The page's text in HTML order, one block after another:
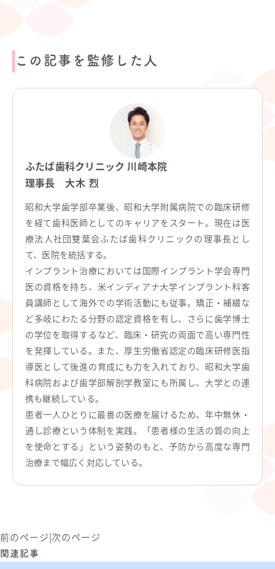
この記事を監修した人
ふたば歯科クリニック 川崎本院
理事長 大木 烈
昭和大学歯学部卒業後、昭和大学附属病院での臨床研修
を経て歯科医師としてのキャリアをスタート。現在は医
療法人社団雙葉会ふたば歯科クリニックの理事長とし
て、医院を統括する。
インプラント治療においては国際インプラント学会専門
医の資格を持ち、米インディアナ大学インプラント科客
員講師として海外での学術活動にも従事。矯正・補綴な
ど多岐にわたる分野の認定資格を有し、さらに歯学博士
の学位を取得するなど、臨床・研究の両面で高い専門性
を発揮している。また、厚生労働省認定の臨床研修医指
導医として後進の育成にも力を入れており、昭和大学歯
科病院および歯学部解剖学教室にも所属し、大学との連
携も継続している。
患者一人ひとりに最善の医療を届けるため、年中無休・
通し診療という体制を実践。「患者様の生活の質の向上
を使命とする」という姿勢のもと、予防から高度な専門
治療まで幅広く対応している。
前のページ|次のページ
関連記事